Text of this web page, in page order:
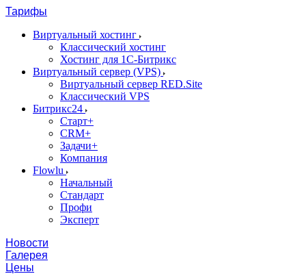
Тарифы
Виртуальный хостинг
Классический хостинг
Хостинг для 1С-Битрикс
Виртуальный сервер (VPS)
Виртуальный сервер RED.Site
Классический VPS
Битрикс24
Старт+
CRM+
Задачи+
Компания
Flowlu
Начальный
Стандарт
Профи
Эксперт
Новости
Галерея
Цены